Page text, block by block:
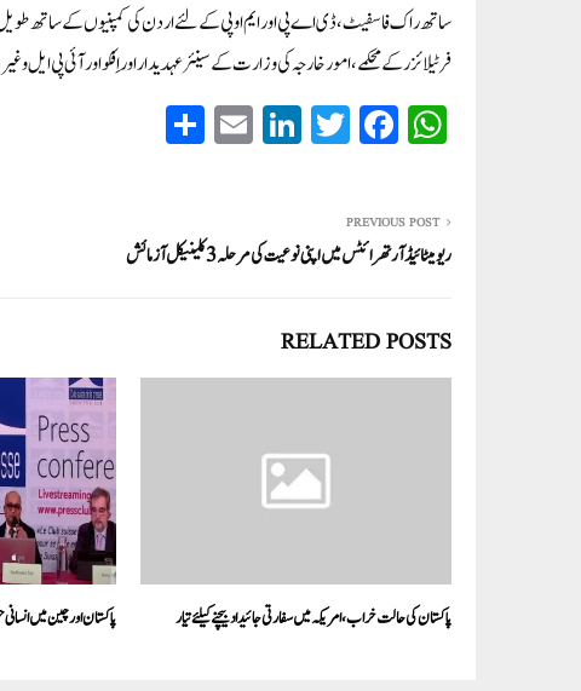
ساتھ راک فاسفیٹ، ڈی اے پی اور ایم او پی کے لئے اردن کی کمپنیوں کے ساتھ
فرٹیلائزر کے محکمے ، امور خارجہ کی وزارت کے سینئر عہدیدار اور اِفکو اور آئی پی
W
ha
A
pp
Fa
ce
ok
T
wi
r
Li
nk
In
E
m
PREVIOUS POST
ریومیٹائیڈ آرتھرائٹس میں اپنی نوعیت کی مرحلہ 3 کلینیکل آزمائش
RELATED POSTS
پاکستان کی حالت خراب،امریکہ میں سفارتی جائیداد بیچنے کیلئے تیار پاکستان اور چین میں